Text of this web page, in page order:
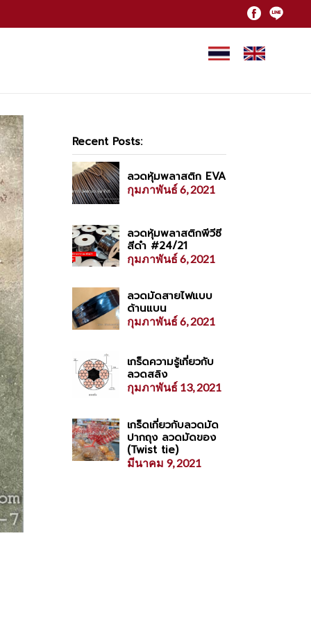
Recent Posts:
ลวดหุ้มพลาสติก EVA
กุมภาพันธ์ 6, 2021
ลวดหุ้มพลาสติกพีวีซี
สีดำ #24/21
กุมภาพันธ์ 6, 2021
ลวดมัดสายไฟแบบ
ด้านแบน
กุมภาพันธ์ 6, 2021
เกร็ดความรู้เกี่ยวกับ
ลวดสลิง
กุมภาพันธ์ 13, 2021
เกร็ดเกี่ยวกับลวดมัด
ปากถุง ลวดมัดของ
(Twist tie)
มีนาคม 9, 2021